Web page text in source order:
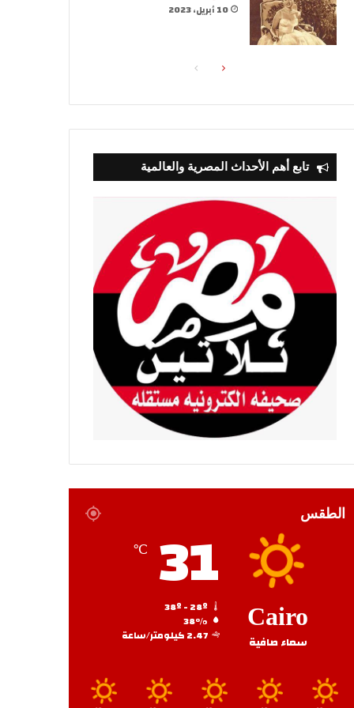
10 أبريل، 2023
الصفحةالصفحة
تابع أهم الأحداث المصرية والعالمية
الطقس
Cairo
سماء صافية
31
℃
38%
2.47 كيلومتر/ساعة